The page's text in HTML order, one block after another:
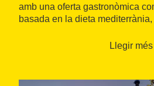
amb una oferta gastronòmica
basada en la dieta
Llegir més